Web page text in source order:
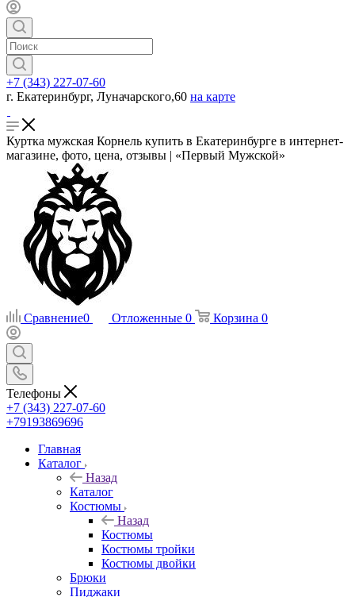
+7 (343) 227-07-60
г. Екатеринбург, Луначарского,60 на карте
Куртка мужская Корнель купить в Екатеринбурге в интернет-
магазине, фото, цена, отзывы | «Первый Мужской»
Сравнение0 Отложенные 0 Корзина 0
Телефоны
+7 (343) 227-07-60
+79193869696
Главная
Каталог
Назад
Каталог
Костюмы
Назад
Костюмы
Костюмы тройки
Костюмы двойки
Брюки
Пиджаки